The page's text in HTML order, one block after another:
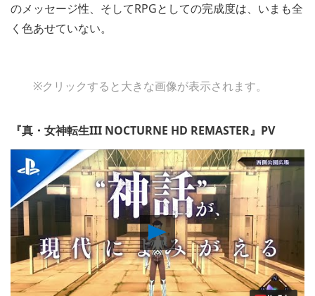
のメッセージ性、そしてRPGとしての完成度は、いまも全
く色あせていない。
※クリックすると大きな画像が表示されます。
『真・女神転生III NOCTURNE HD REMASTER』PV
Play
Video